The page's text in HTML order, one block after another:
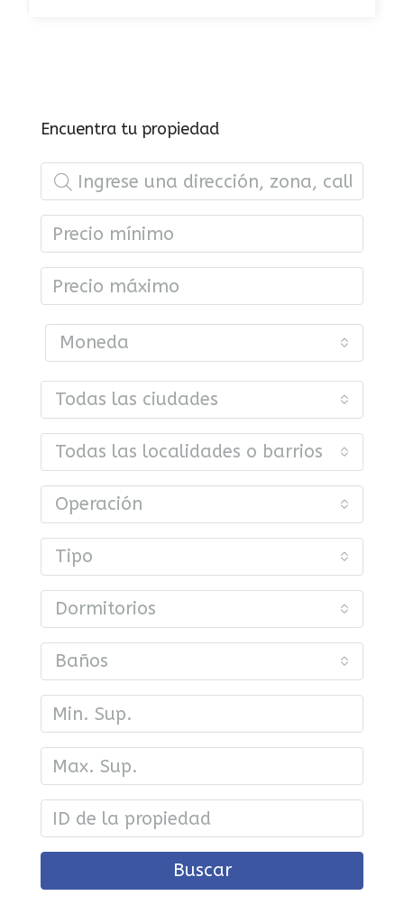
Encuentra tu propiedad
Moneda
Todas las ciudades
Todas las localidades o barrios
Operación
Tipo
Dormitorios
Baños
Buscar